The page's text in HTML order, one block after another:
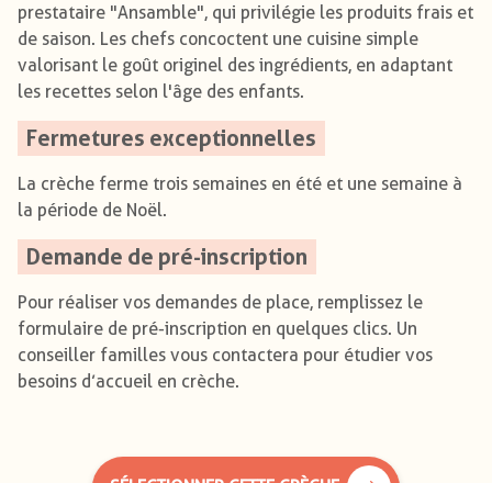
prestataire "Ansamble", qui privilégie les produits frais et
de saison. Les chefs concoctent une cuisine simple
valorisant le goût originel des ingrédients, en adaptant
les recettes selon l'âge des enfants.
Fermetures exceptionnelles
La crèche ferme trois semaines en été et une semaine à
la période de Noël.
Demande de pré-inscription
Pour réaliser vos demandes de place, remplissez le
formulaire de pré-inscription en quelques clics. Un
conseiller familles vous contactera pour étudier vos
besoins d’accueil en crèche.